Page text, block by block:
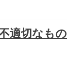
適切なもの